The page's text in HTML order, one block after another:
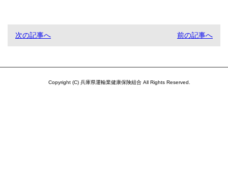
次の記事へ 前の記事へ
Copyright (C) 兵庫県運輸業健康保険組合 All Rights Reserved.